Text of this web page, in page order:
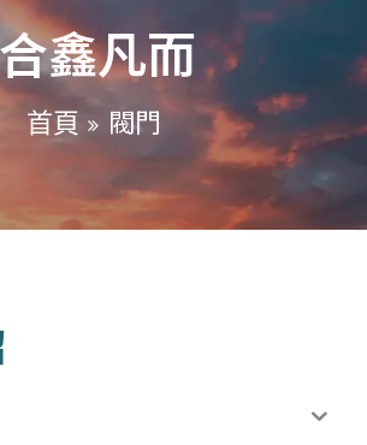
合鑫凡而
首頁 閥門